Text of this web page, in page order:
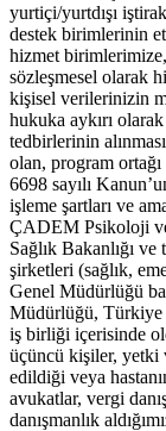
yurtiçi/yurtdışı
destek birimlerinin
hizmet
sözleşmesel olarak
kişisel verilerinizin
hukuka aykırı
tedbirlerinin
olan, program
6698 sayılı
işleme şartları ve
ÇADEM Psikoloji
Sağlık Bakanlığı
şirketleri (sağlık,
Genel Müdürlüğü
Müdürlüğü, Türkiye
iş birliği içerisinde
üçüncü kişiler, yetki
edildiği veya
avukatlar, vergi
danışmanlık